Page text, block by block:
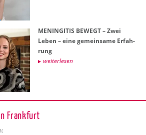
ME­NIN­GI­TIS BE­WEGT – Zwei
Leben – eine ge­mein­sa­me Er­fah­
rung
wei­ter­le­sen
Frankfurt